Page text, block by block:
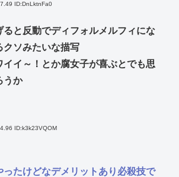
ID:DnLktnFa0
ると反動でディフォルメルフィにな
クソみたいな描写
イイ～！とか腐女子が喜ぶとでも思
うか
ID:k3k23VQOM
ったけどなデメリットあり必殺技で